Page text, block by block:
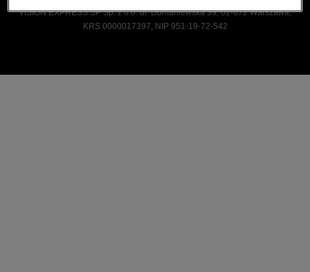
VISION EXPRESS SP Sp. z o.o. ul. Domaniewska 39, 02-672 Warszawa,
KRS 0000017397, NIP 951-19-72-542